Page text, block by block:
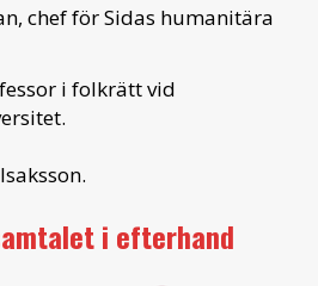
chef för Sidas humanitära
i folkrätt vid
i efterhand